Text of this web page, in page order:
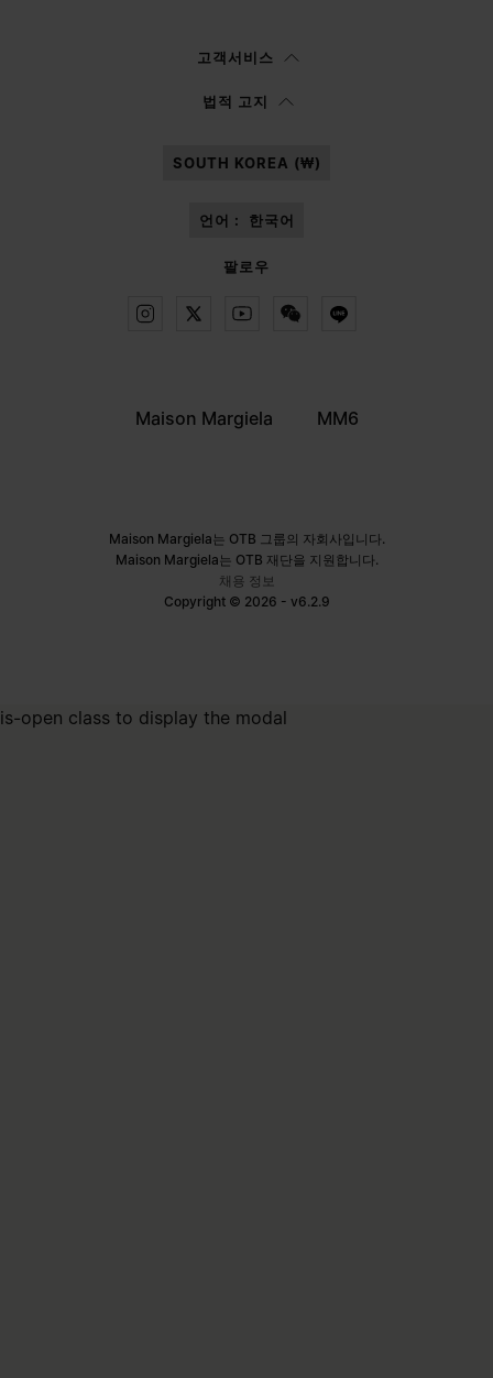
를 읽은 후에 본인은Margiela S.A.S.U. 이 마케팅을 위해 본인의 개
인 데이터를 처리할 수 있도록 승인합니다.
고객서비스
법적 고지
SOUTH KOREA (₩)
언어 : 한국어
팔로우
Maison Margiela MM6
Maison Margiela는 OTB 그룹의 자회사입니다.
Maison Margiela는 OTB 재단을 지원합니다.
채용 정보
Copyright © 2026 - v6.2.9
is-open class to display the modal